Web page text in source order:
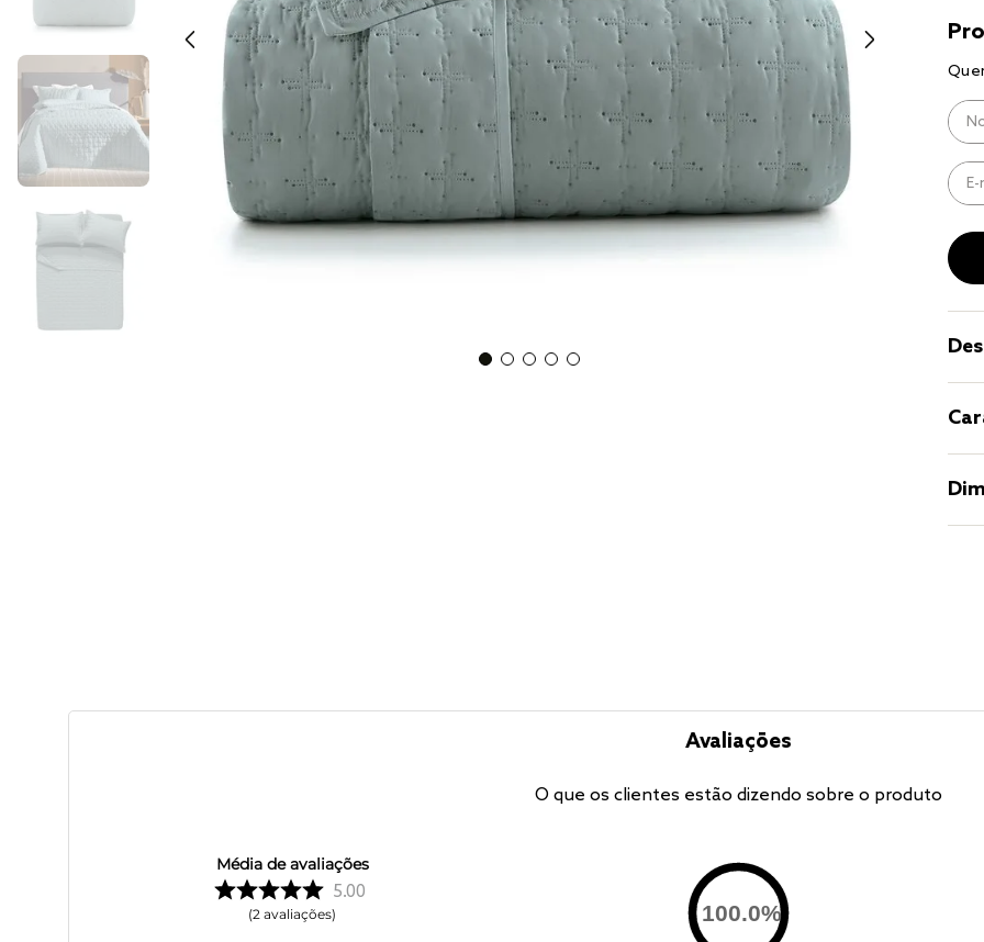
Avaliações
O que os clientes estão dizendo sobre o produto
Média de avaliações
5.00
2 avaliações 100.0%